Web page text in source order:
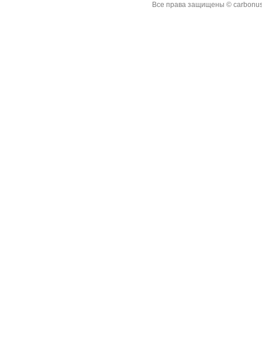
Все права защищены ©